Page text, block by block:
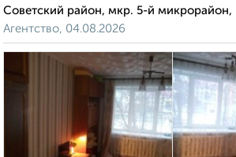
Советский район, мкр. 5-й микрорайон,
Агентство, 04.08.2026